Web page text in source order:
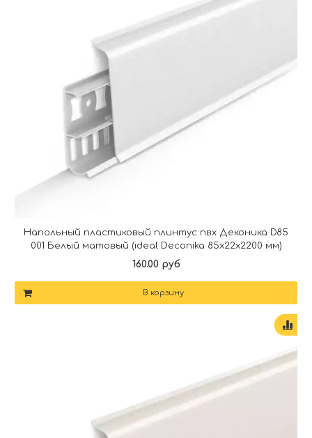
Напольный пластиковый плинтус пвх Деконика D85
001 Белый матовый (ideal Deconika 85х22х2200 мм)
160.00 руб
В корзину